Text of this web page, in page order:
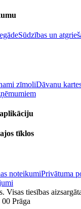
Sūdzības un
zīmoliDāvanu
tīklos
noteikumiPrivātuma
Visas tiesības
Prāga